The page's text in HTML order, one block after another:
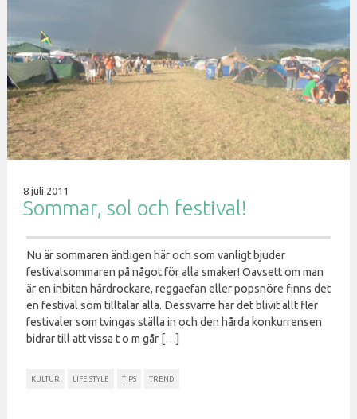
8 juli 2011
Sommar, sol och festival!
Nu är sommaren äntligen här och som vanligt bjuder
festivalsommaren på något för alla smaker! Oavsett om man
är en inbiten hårdrockare, reggaefan eller popsnöre finns det
en festival som tilltalar alla. Dessvärre har det blivit allt fler
festivaler som tvingas ställa in och den hårda konkurrensen
bidrar till att vissa t o m går […]
KULTUR LIFE STYLE TIPS TREND